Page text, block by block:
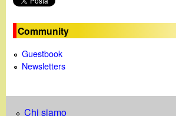
n
eCommunity
Guestbook
Newsletters
Chi siamo